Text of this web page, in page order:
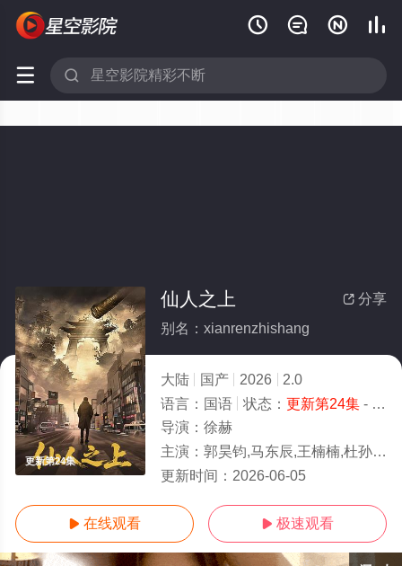
   
 
更新第24集
 分享
仙人之上
别名：xianrenzhishang
大陆 国产 2026
2.0
语言： 国语 状态： 更新第24集- 免费在线观看
导演： 徐赫
主演： 郭昊钧,马东辰,王楠楠,杜孙雨妤,张双利,蒋申
更新时间： 2026-06-05
 在线观看  极速观看